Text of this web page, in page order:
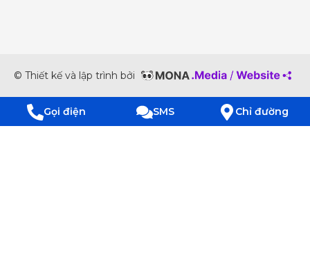
© Thiết kế và lập trình bởi
Gọi điện SMS Chỉ đường